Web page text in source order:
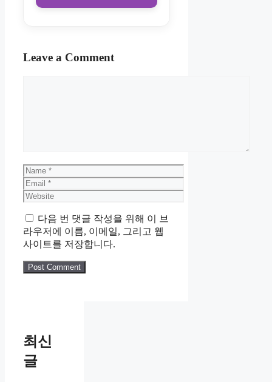
Leave a Comment
Name
Email
Website
다음 번 댓글 작성을 위해 이 브
라우저에 이름, 이메일, 그리고 웹
사이트를 저장합니다.
최신
글